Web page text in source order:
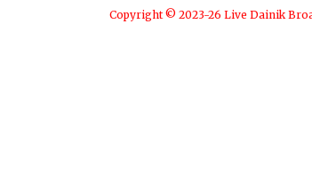
Copyright © 2023-26 Live Dainik